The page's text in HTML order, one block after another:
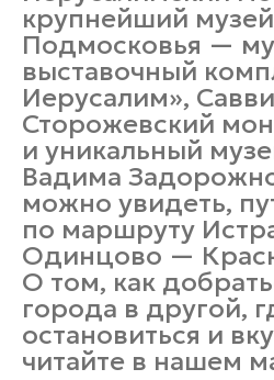
Особо
природные
крупнейший музей
Подмосковья —
выставочный
Иерусалим»,
Сторожевский
и уникальный
Вадима
можно увидеть,
по маршруту
Одинцово —
О том, как
города в другой,
остановиться и
читайте в нашем